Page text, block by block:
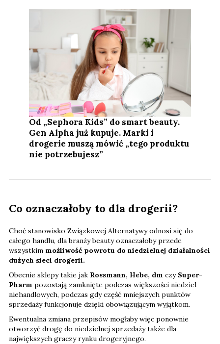
Od „Sephora Kids” do smart beauty.
Gen Alpha już kupuje. Marki i
drogerie muszą mówić „tego produktu
nie potrzebujesz”
Co oznaczałoby to dla drogerii?
Choć stanowisko Związkowej Alternatywy odnosi się do
całego handlu, dla branży beauty oznaczałoby przede
wszystkim możliwość powrotu do niedzielnej działalności
dużych sieci drogerii.
Obecnie sklepy takie jak Rossmann, Hebe, dm czy Super-
Pharm pozostają zamknięte podczas większości niedziel
niehandlowych, podczas gdy część mniejszych punktów
sprzedaży funkcjonuje dzięki obowiązującym wyjątkom.
Ewentualna zmiana przepisów mogłaby więc ponownie
otworzyć drogę do niedzielnej sprzedaży także dla
największych graczy rynku drogeryjnego.